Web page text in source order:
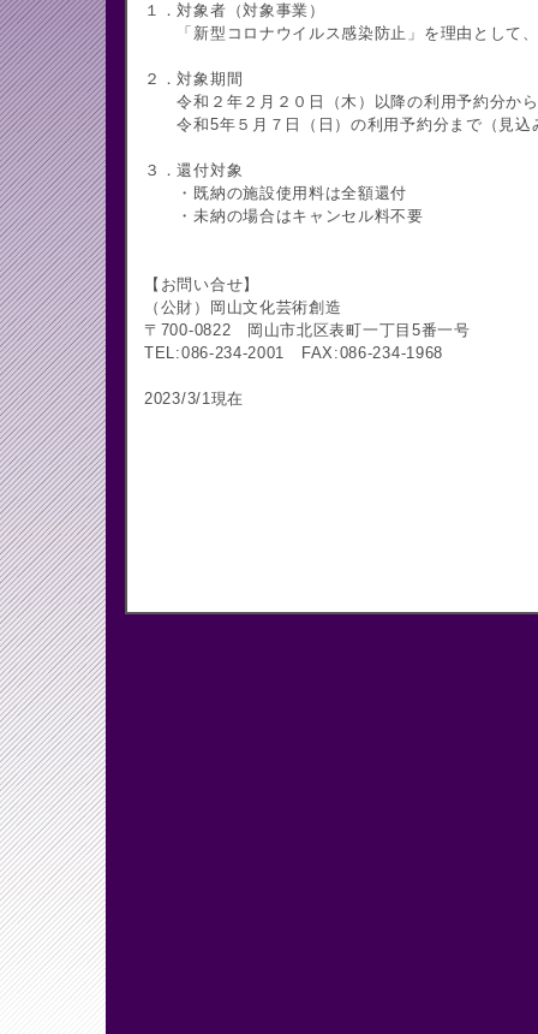
１．対象者（対象事業）
「新型コロナウイルス感染防止」を理由として
２．対象期間
令和２年２月２０日（木）以降の利用予約分から
令和5年５月７日（日）の利用予約分まで（見込
３．還付対象
・既納の施設使用料は全額還付
・未納の場合はキャンセル料不要
【お問い合せ】
（公財）岡山文化芸術創造
〒700-0822 岡山市北区表町一丁目5番一号
TEL:086-234-2001 FAX:086-234-1968
2023/3/1現在